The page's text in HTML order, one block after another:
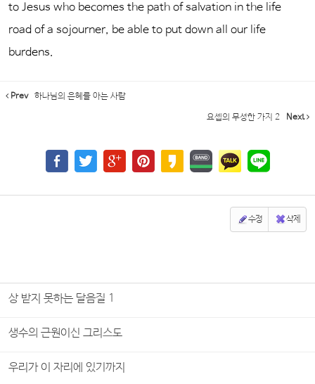
to Jesus who becomes the path of salvation in the life
road of a sojourner, be able to put down all our life
burdens.
Prev 하나님의 은혜를 아는 사람
요셉의 무성한 가지 2 Next
수정 삭제
상 받지 못하는 달음질 1
생수의 근원이신 그리스도
우리가 이 자리에 있기까지